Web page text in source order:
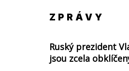
ZPRÁVY
Ruský prezident
jsou zcela